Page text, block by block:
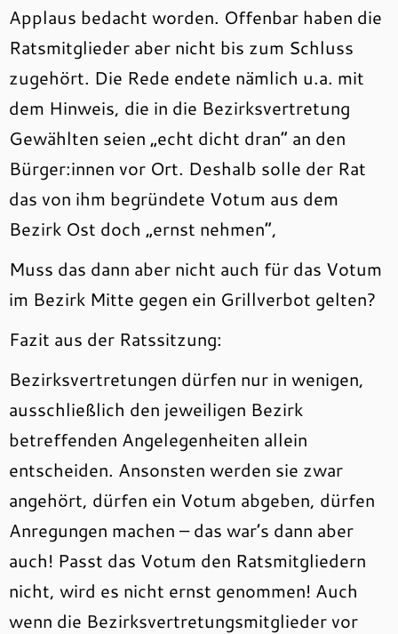
Applaus bedacht worden. Offenbar haben die
Ratsmitglieder aber nicht bis zum Schluss
zugehört. Die Rede endete nämlich u.a. mit
dem Hinweis, die in die Bezirksvertretung
Gewählten seien „echt dicht dran“ an den
Bürger:innen vor Ort. Deshalb solle der Rat
das von ihm begründete Votum aus dem
Bezirk Ost doch „ernst nehmen“,
Muss das dann aber nicht auch für das Votum
im Bezirk Mitte gegen ein Grillverbot gelten?
Fazit aus der Ratssitzung:
Bezirksvertretungen dürfen nur in wenigen,
ausschließlich den jeweiligen Bezirk
betreffenden Angelegenheiten allein
entscheiden. Ansonsten werden sie zwar
angehört, dürfen ein Votum abgeben, dürfen
Anregungen machen – das war’s dann aber
auch! Passt das Votum den Ratsmitgliedern
nicht, wird es nicht ernst genommen! Auch
wenn die Bezirksvertretungsmitglieder vor